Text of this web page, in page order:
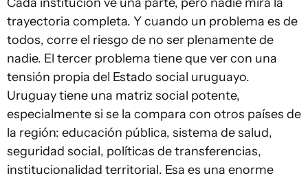
trayectoria completa. Y cuando un problema es de
todos, corre el riesgo de no ser plenamente de
nadie. El tercer problema tiene que ver con una
tensión propia del Estado social uruguayo.
Uruguay tiene una matriz social potente,
especialmente si se la compara con otros países de
la región: educación pública, sistema de salud,
seguridad social, políticas de transferencias,
institucionalidad territorial. Esa es una enorme